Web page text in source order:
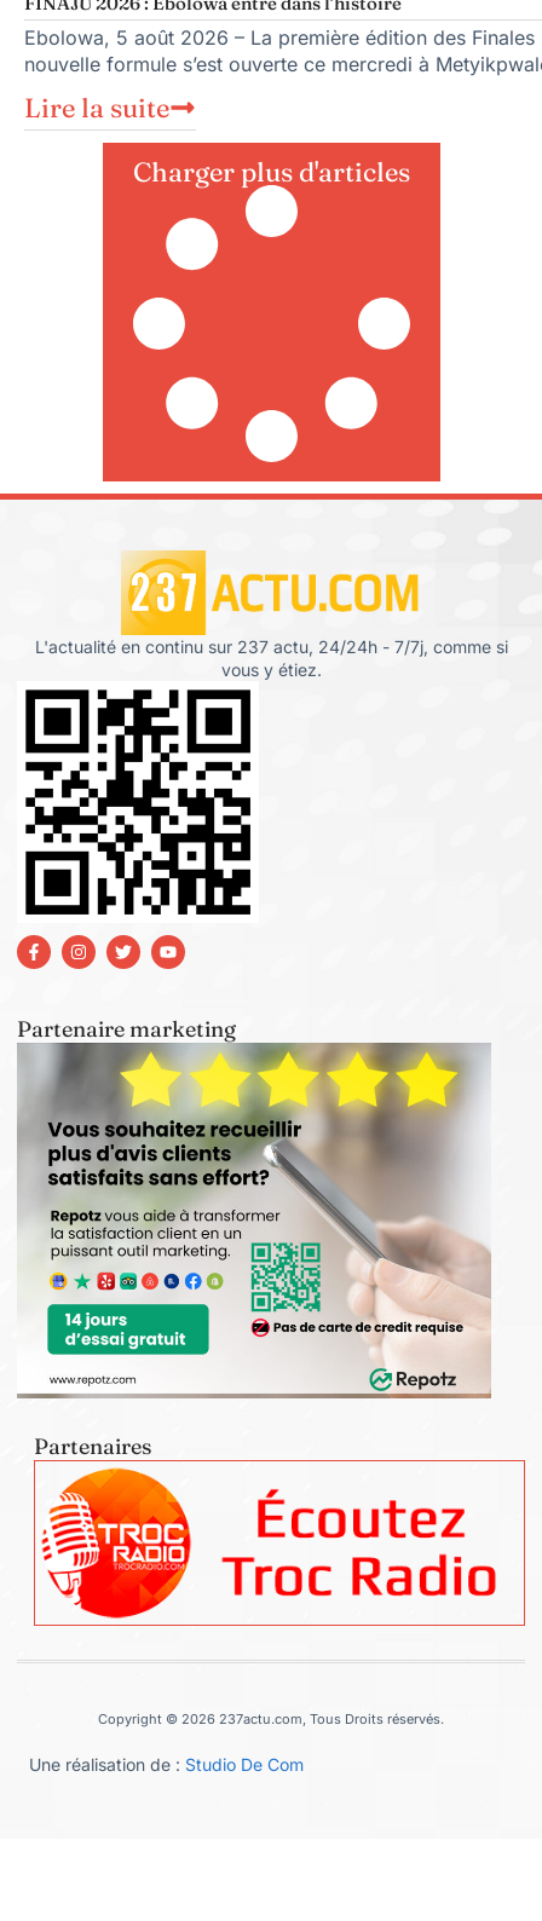
Ebolowa, 5 août 2026 – La première édition des
nouvelle formule s’est ouverte ce mercredi à
Lire la suite
Charger plus d'articles
L'actualité en continu sur 237 actu, 24/24h - 7/7j, comme si
vous y étiez.
Partenaire marketing
Partenaires
Copyright © 2026 237actu.com, Tous Droits réservés.
Une réalisation de : Studio De Com